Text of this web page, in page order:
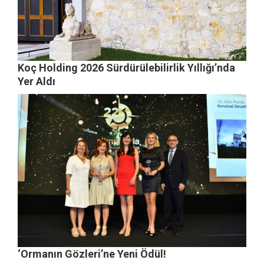
Koç Holding 2026 Sürdürülebilirlik Yıllığı’nda
Yer Aldı
‘Ormanın Gözleri’ne Yeni Ödül!